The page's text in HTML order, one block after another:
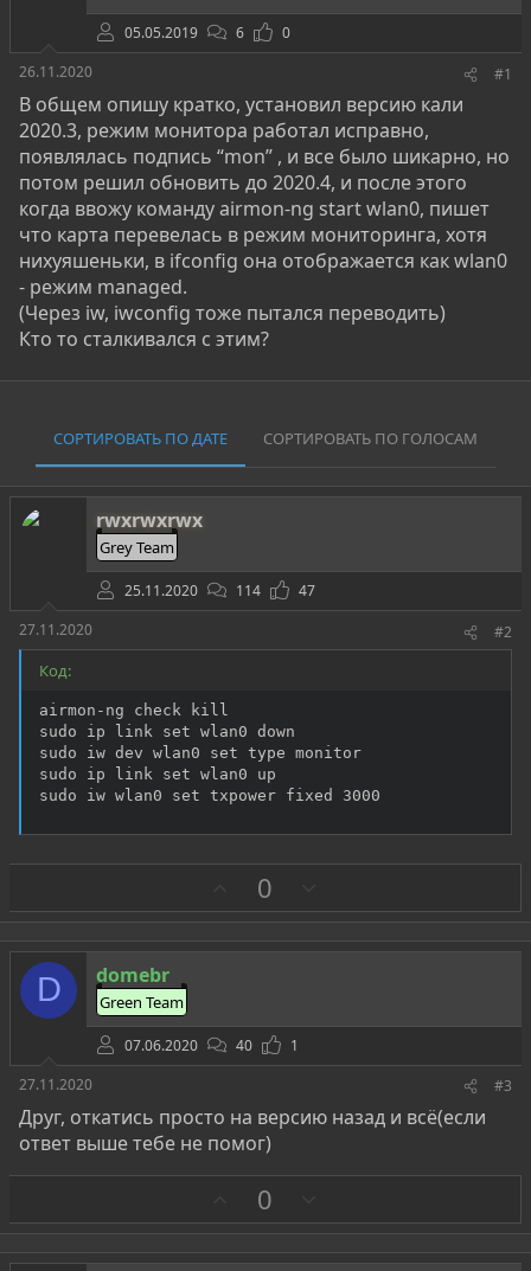
ы
ч
а
л
05.05.2019
6
0
26.11.2020
#1
В общем опишу кратко, установил версию кали
2020.3, режим монитора работал исправно,
появлялась подпись “mon” , и все было шикарно, но
потом решил обновить до 2020.4, и после этого
когда ввожу команду airmon-ng start wlan0, пишет
что карта перевелась в режим мониторинга, хотя
нихуяшеньки, в ifconfig она отображается как wlan0
- режим managed.
(Через iw, iwconfig тоже пытался переводить)
Кто то сталкивался с этим?
СОРТИРОВАТЬ ПО ДАТЕ СОРТИРОВАТЬ ПО ГОЛОСАМ
rwxrwxrwx
Grey Team
25.11.2020 114
47
27.11.2020
#2
Код:
airmon-ng check kill
sudo ip link set wlan0 down
sudo iw dev wlan0 set type monitor
sudo ip link set wlan0 up
sudo iw wlan0 set txpower fixed 3000
а
0
р
о
D domebr
Green Team
07.06.2020 40
1
27.11.2020
#3
Друг, откатись просто на версию назад и всё(если
ответ выше тебе не помог)
а
0
р
о